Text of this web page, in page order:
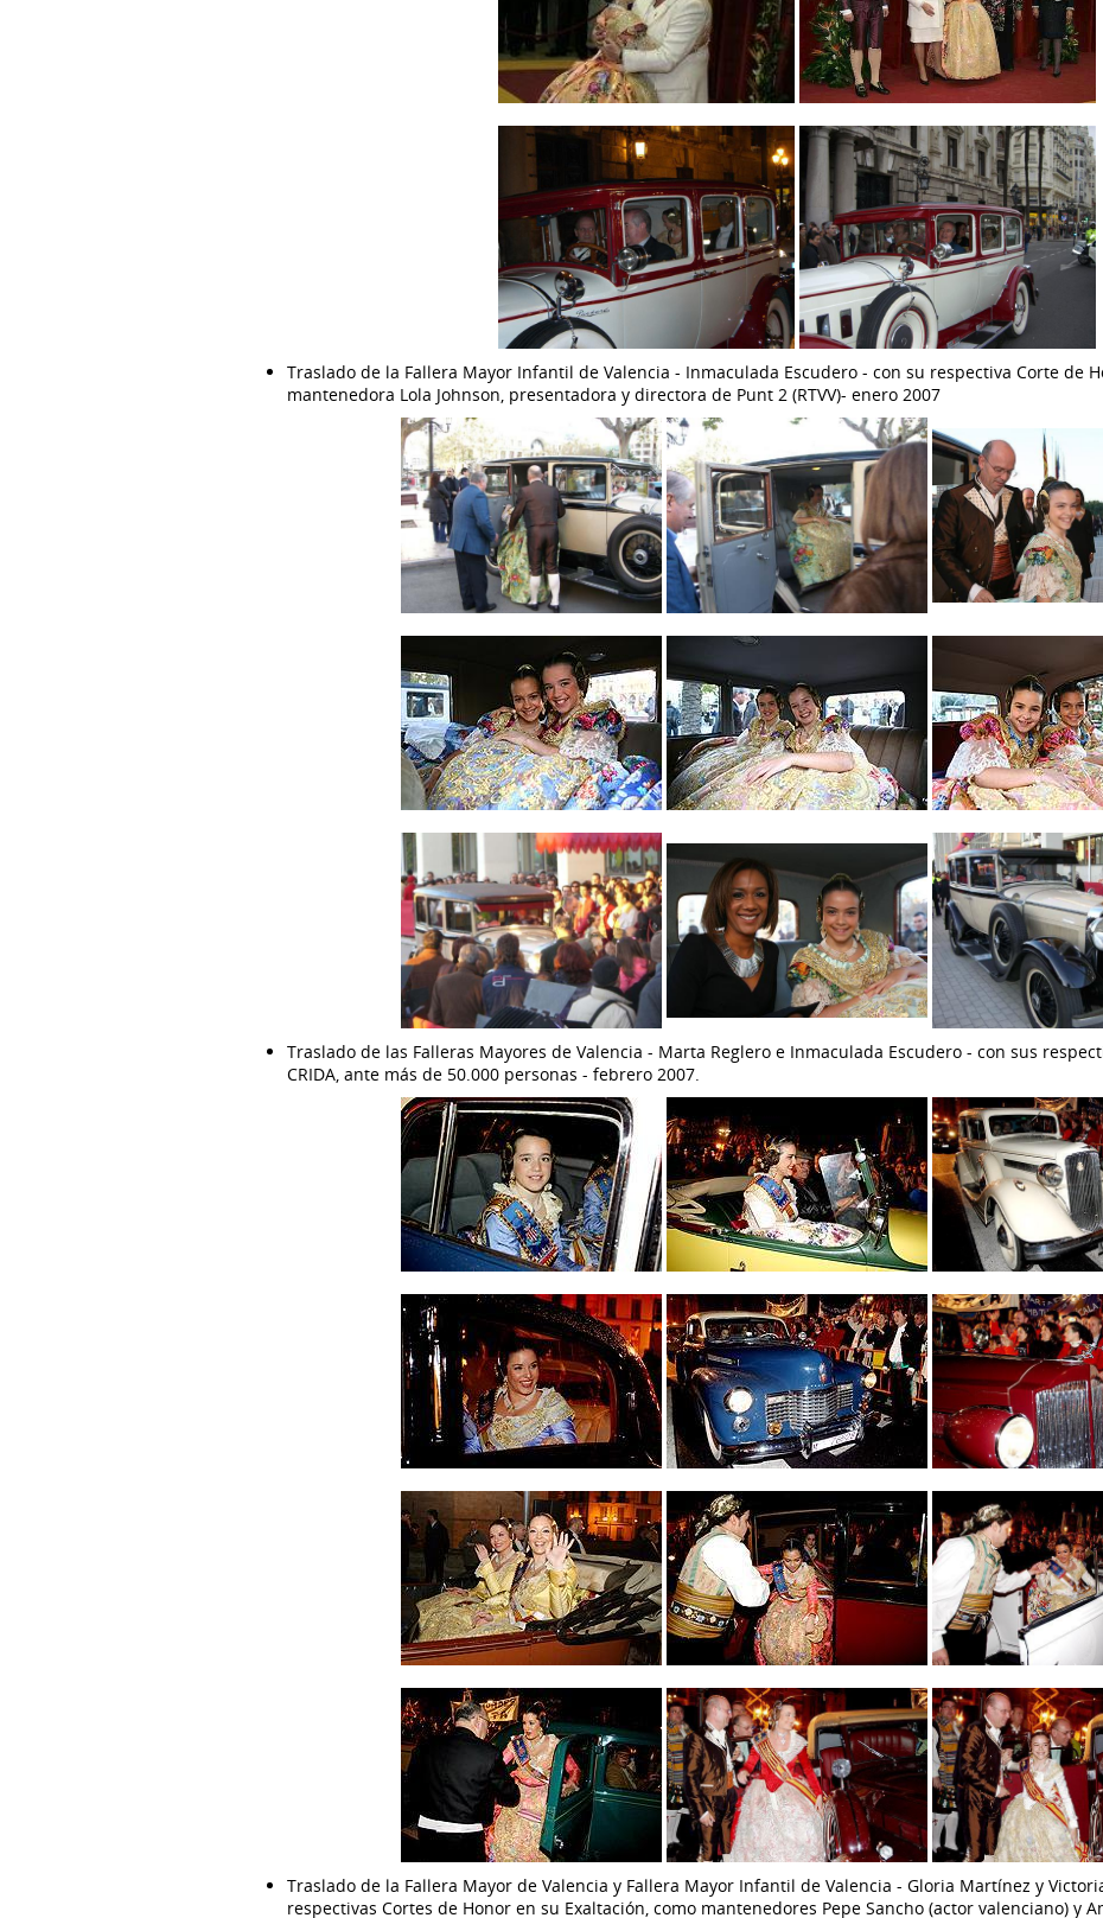
Traslado de la Fallera Mayor Infantil de Valencia - Inmaculada Escudero - con su respectiva Corte de
mantenedora Lola Johnson, presentadora y directora de Punt 2 (RTVV)- enero 2007
Traslado de las Falleras Mayores de Valencia - Marta Reglero e Inmaculada Escudero - con sus
CRIDA, ante más de 50.000 personas - febrero 2007.
Traslado de la Fallera Mayor de Valencia y Fallera Mayor Infantil de Valencia - Gloria Martínez y
respectivas Cortes de Honor en su Exaltación, como mantenedores Pepe Sancho (actor valenciano) y